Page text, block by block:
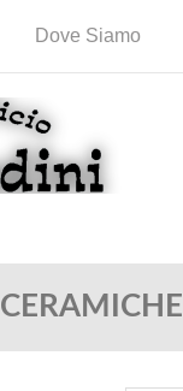
Dove Siamo